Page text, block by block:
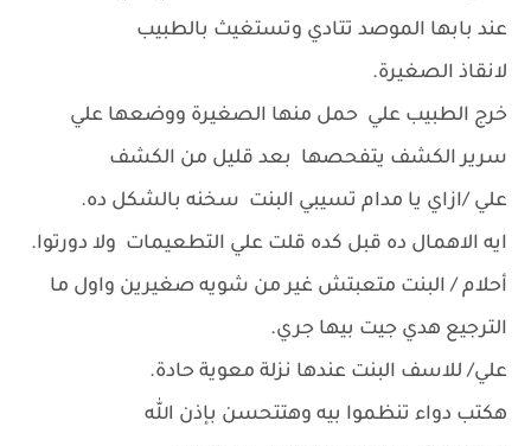
عند بابها الموصد تتادي وتستغيث بالطبيب
لانقاذ الصغيرة.
خرج الطبيب علي حمل منها الصغيرة ووضعها علي
سرير الكشف يتفحصها بعد قليل من الكشف
علي /ازاي يا مدام تسيبي البنت سخنه بالشكل ده.
ايه الاهمال ده قبل كده قلت علي التطعيمات ولا دورتوا.
أحلام / البنت متعبتش غير من شويه صغيرين واول ما
الترجيع هدي جيت بيها جري.
علي/ للاسف البنت عندها نزلة معوية حادة.
هكتب دواء تنظموا بيه وهتتحسن بإذن الله